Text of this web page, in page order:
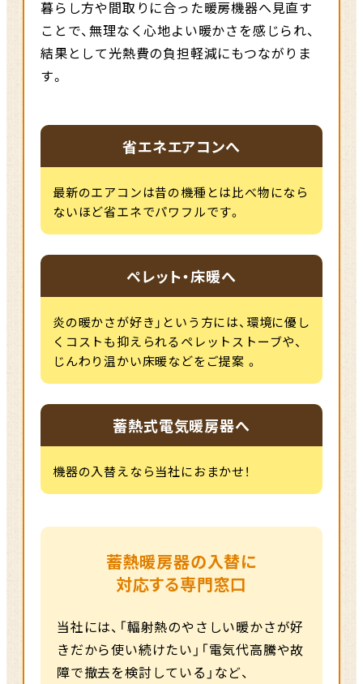
暮らし方や間取りに合った暖房機器へ見直す
ことで、無理なく心地よい暖かさを感じられ、
結果として光熱費の負担軽減にもつながりま
す。
省エネエアコンへ
最新のエアコンは昔の機種とは比べ物になら
ないほど省エネでパワフルです。
ペレット・床暖へ
炎の暖かさが好き」という方には、環境に優し
くコストも抑えられるペレットストーブや、
じんわり温かい床暖などをご提案 。
蓄熱式電気暖房器へ
機器の入替えなら当社におまかせ！
蓄熱暖房器の入替に
対応する専門窓口
当社には、「輻射熱のやさしい暖かさが好
きだから使い続けたい」「電気代高騰や故
障で撤去を検討している」など、